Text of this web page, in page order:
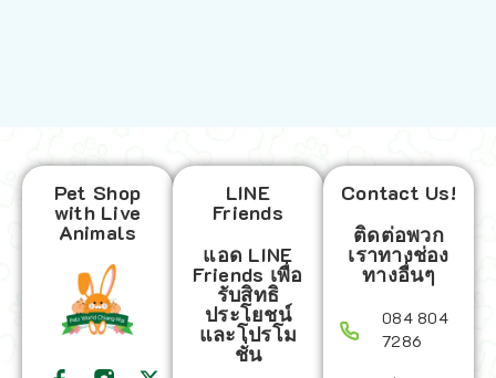
Pet Shop
with Live
Animals
LINE
Friends
แอด LINE
Friends เพื่อ
รับสิทธิ
ประโยชน์
และโปรโม
ชั่น
Contact Us!
ติดต่อพวก
เราทางช่อง
ทางอื่นๆ
084 804
7286